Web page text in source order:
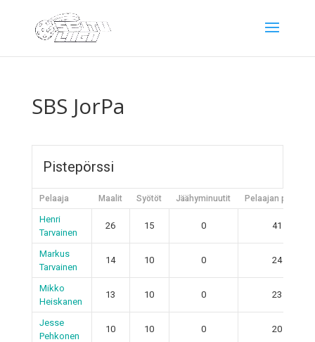
SBS JorPa
Pistepörssi
Pelaaja Maalit Syötöt Jäähyminuutit Pelaajan pisteet
Henri
Tarvainen
26 15 0 41
Markus
Tarvainen
14 10 0 24
Mikko
Heiskanen
13 10 0 23
Jesse
Pehkonen
10 10 0 20